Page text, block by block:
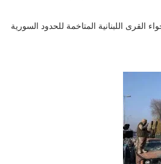
اللبنانية المتاخمة للحدود السورية